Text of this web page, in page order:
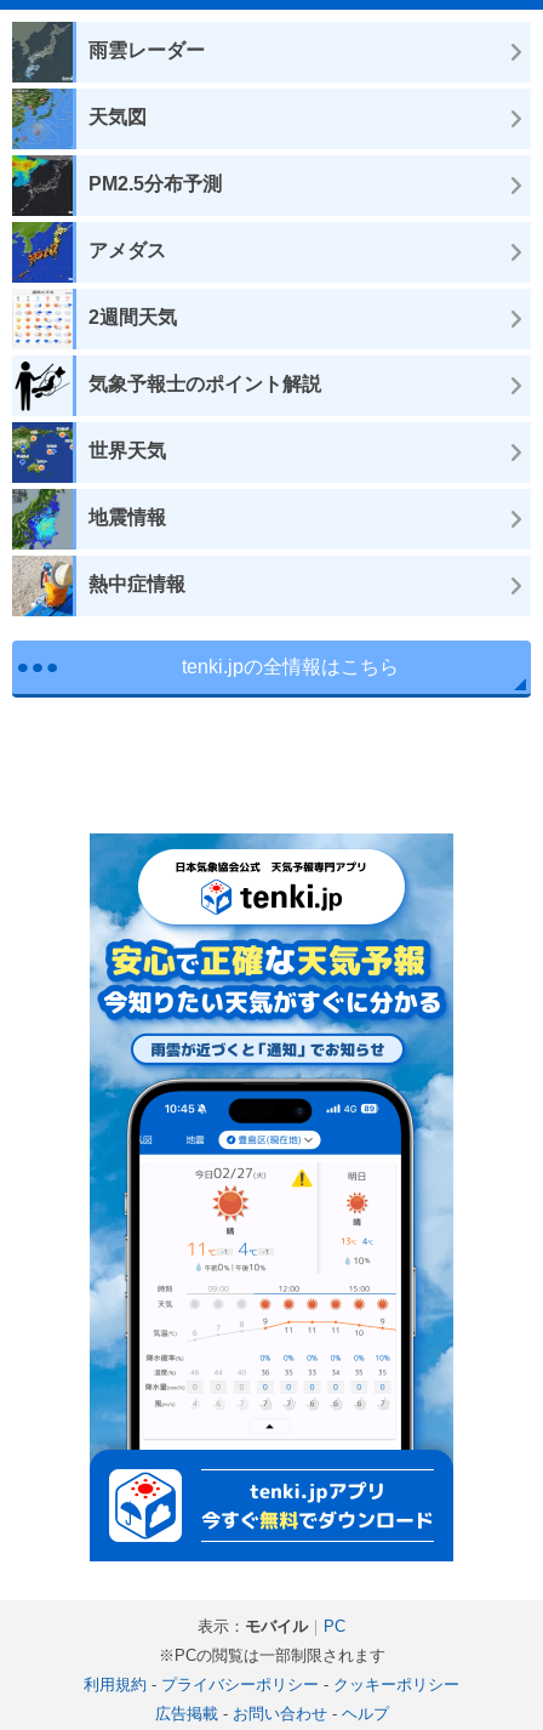
雨雲レーダー
天気図
PM2.5分布予測
アメダス
2週間天気
気象予報士のポイント解説
世界天気
地震情報
熱中症情報
tenki.jpの全情報はこちら
表示： モバイル｜ PC
※PCの閲覧は一部制限されます
利用規約 - プライバシーポリシー - クッキーポリシー
広告掲載- お問い合わせ- ヘルプ